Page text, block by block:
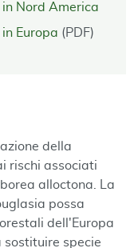
Nord America
Europa (PDF)
della
rischi associati
alloctona. La
possa
dell'Europa
sostituire specie